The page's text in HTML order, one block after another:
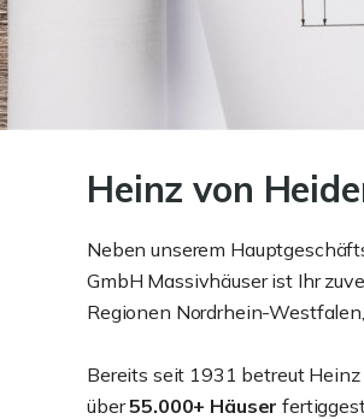
Heinz von
Neben unserem
GmbH Massivhäuser ist Ihr
Regionen Nordrhein-
Bereits seit 1931 betreut
über55.000+ Häuser